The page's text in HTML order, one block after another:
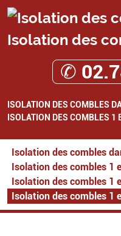
Isolation des
✆
ISOLATION DES COMBLES
ISOLATION DES COMBLES 1
Isolation des combles
Isolation des combles 1
Isolation des combles 1
Isolation des combles 1